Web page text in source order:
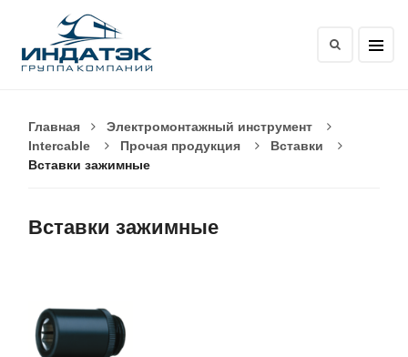
Главная
Электромонтажный инструмент
Intercable
Прочая продукция
Вставки
Вставки зажимные
Вставки зажимные